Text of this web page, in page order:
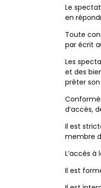
Le
en
Toute
par écrit
Les
et des
prêter
d’accès,
Il est
membre
L’accès
Il est